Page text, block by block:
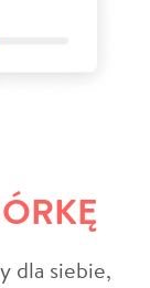
dla siebie,